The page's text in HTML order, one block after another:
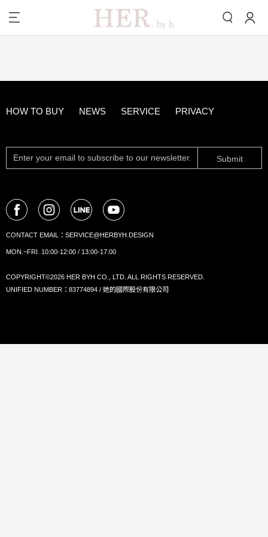
HOW TO BUY NEWS SERVICE PRIVACY
Submit
CONTACT EMAIL： SERVICE@HERBYH.DESIGN
MON.~FRI. 10:00-12:00 / 13:00-17:00
COPYRIGHT©2026 HER BYH CO., LTD. ALL RIGHTS RESERVED.
UNIFIED NUMBER：83774894 / 她的國際股份有限公司